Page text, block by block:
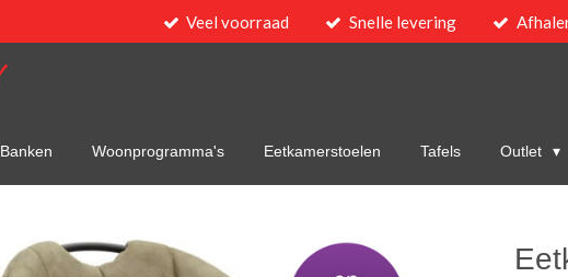
Veel voorraad Snelle levering
Banken Woonprogramma's Eetkamerstoelen Tafels Outlet